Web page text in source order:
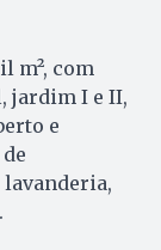
m², com
jardim I e II,
e